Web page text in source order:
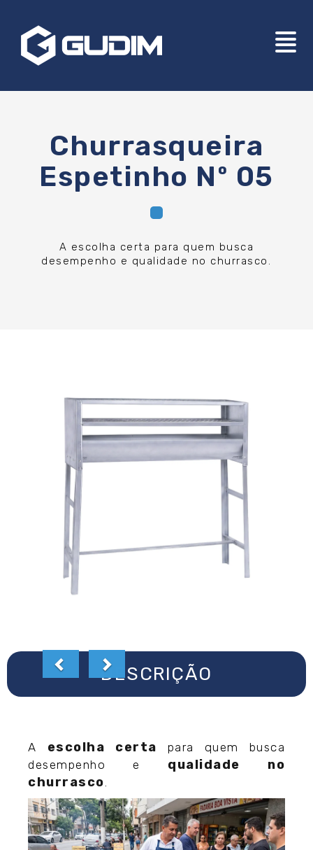
Churrasqueira
Espetinho Nº 05
A escolha certa para quem busca
desempenho e qualidade no churrasco.
DESCRIÇÃO
A escolha certa para quem busca
desempenho e qualidade no
churrasco